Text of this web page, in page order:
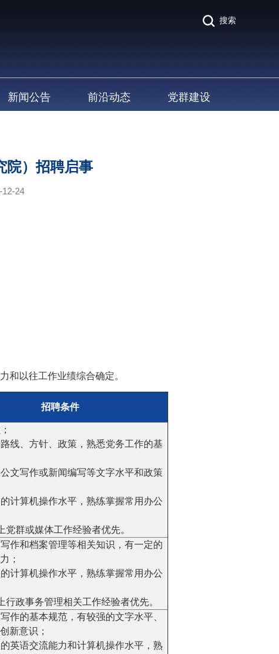
搜索
新闻公告 前沿动态 党群建设
院）招聘启事
24
和以往工作业绩综合确定。
招聘条件
线、方针、政策，熟悉党务工作的基
文写作或新闻编写等文字水平和政策
计算机操作水平，熟练掌握常用办公
党群或媒体工作经验者优先。
作和档案管理等相关知识，有一定的
；
计算机操作水平，熟练掌握常用办公
行政事务管理相关工作经验者优先。
作的基本规范，有较强的文字水平、
新意识；
英语交流能力和计算机操作水平，熟